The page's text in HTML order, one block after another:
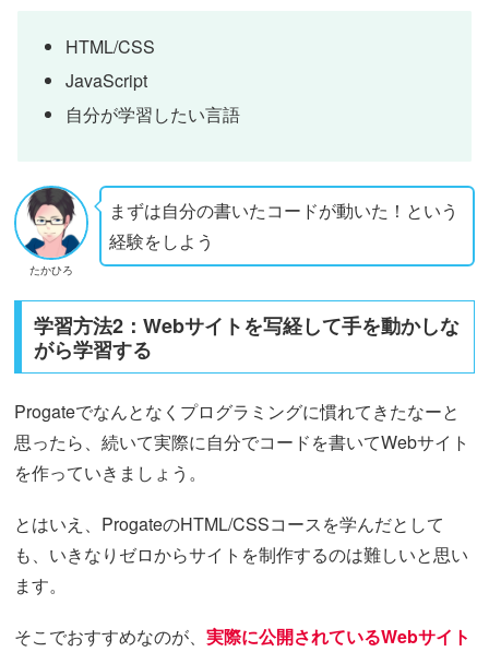
HTML/CSS
JavaScript
自分が学習したい言語
たかひろ
まずは自分の書いたコードが動いた！という
経験をしよう
学習方法2：Webサイトを写経して手を動かしな
がら学習する
Progateでなんとなくプログラミングに慣れてきたなーと
思ったら、続いて実際に自分でコードを書いてWebサイト
を作っていきましょう。
とはいえ、ProgateのHTML/CSSコースを学んだとして
も、いきなりゼロからサイトを制作するのは難しいと思い
ます。
そこでおすすめなのが、実際に公開されているWebサイト